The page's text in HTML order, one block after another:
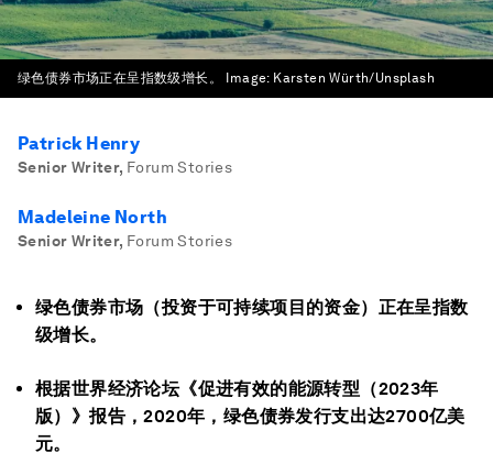
绿色债券市场正在呈指数级增长。 Image: Karsten Würth/Unsplash
Patrick Henry
Senior Writer, Forum Stories
Madeleine North
Senior Writer, Forum Stories
绿色债券市场（投资于可持续项目的资金）正在呈指数
级增长。
根据世界经济论坛《促进有效的能源转型（2023年
版）》报告，2020年，绿色债券发行支出达2700亿美
元。